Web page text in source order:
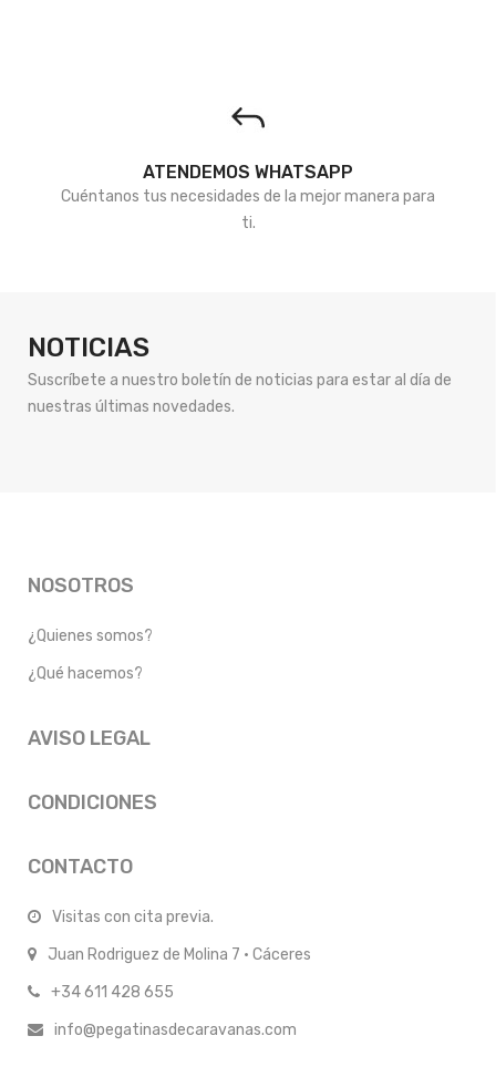
ATENDEMOS WHATSAPP
Cuéntanos tus necesidades de la mejor manera para
ti.
NOTICIAS
Suscríbete a nuestro boletín de noticias para estar al día de
nuestras últimas novedades.
NOSOTROS
¿Quienes somos?
¿Qué hacemos?
AVISO LEGAL
CONDICIONES
CONTACTO
Visitas con cita previa.
Juan Rodriguez de Molina 7 · Cáceres
+34 611 428 655
info@pegatinasdecaravanas.com